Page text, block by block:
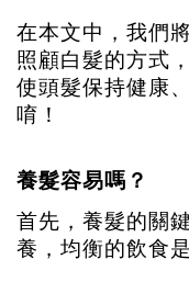
在本文中，我們
照顧白髮的方式
使頭髮保持健康
唷！
養髮容易嗎？
首先，養髮的關
養，均衡的飲食